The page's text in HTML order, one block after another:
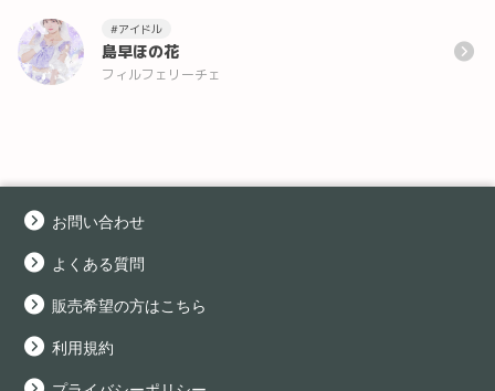
#アイドル
島早ほの花
フィルフェリーチェ
お問い合わせ
よくある質問
販売希望の方はこちら
利用規約